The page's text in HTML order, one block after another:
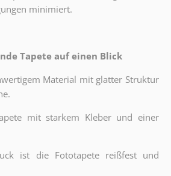
minimiert.
Tapete auf einen Blick
Material mit glatter Struktur
mit starkem Kleber und einer
ist die Fototapete reißfest und